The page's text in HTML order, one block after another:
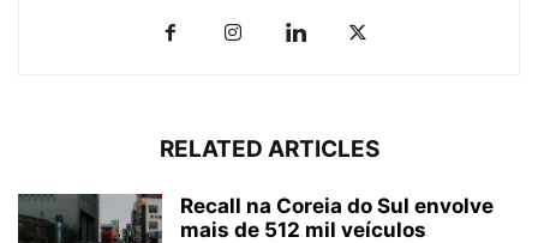
RELATED ARTICLES
Recall na Coreia do Sul envolve
mais de 512 mil veículos